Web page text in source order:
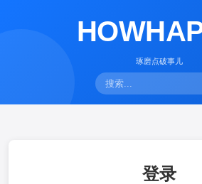
琢磨点破事儿
登录